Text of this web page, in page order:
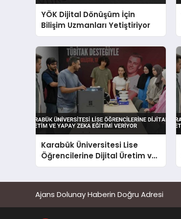
YÖK Dijital Dönüşüm İçin
Bilişim Uzmanları Yetiştiriyor
Karabük Üniversitesi Lise
Öğrencilerine Dijital Üretim ve
Yapay Zeka Eğitimi Veriyor
Ajans Dolunay Haberin Doğru Adresi